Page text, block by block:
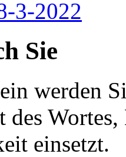
3-2022
Sie
werden
des
einsetzt.